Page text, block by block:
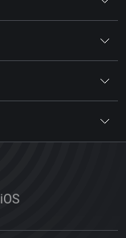
iOS